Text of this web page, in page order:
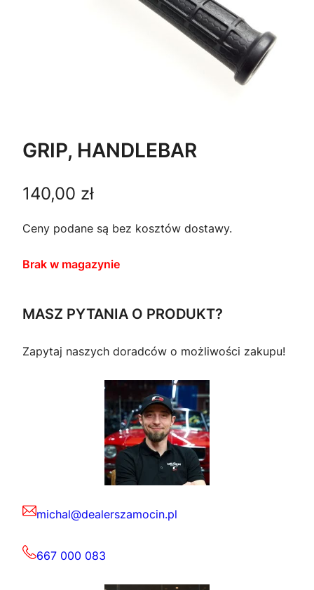
GRIP, HANDLEBAR
140,00 zł
Ceny podane są bez kosztów dostawy.
Brak w magazynie
MASZ PYTANIA O PRODUKT?
Zapytaj naszych doradców o możliwości zakupu!
michal@dealerszamocin.pl
667 000 083